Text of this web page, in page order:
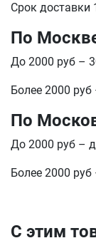
Срок доставки
По
До 2000 руб –
Более 2000
По
До 2000 руб –
Более 2000
С этим
E-mail